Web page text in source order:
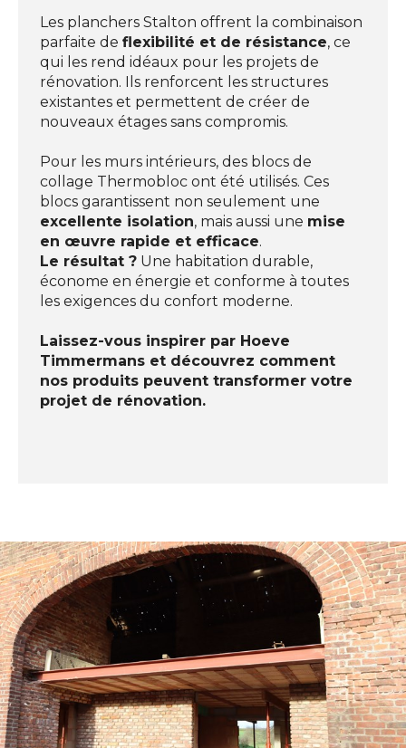
Les planchers Stalton offrent la combinaison
parfaite de flexibilité et de résistance, ce
qui les rend idéaux pour les projets de
rénovation. Ils renforcent les structures
existantes et permettent de créer de
nouveaux étages sans compromis.
Pour les murs intérieurs, des blocs de
collage Thermobloc ont été utilisés. Ces
blocs garantissent non seulement une
excellente isolation, mais aussi une mise
en œuvre rapide et efficace.
Le résultat ? Une habitation durable,
économe en énergie et conforme à toutes
les exigences du confort moderne.
Laissez-vous inspirer par Hoeve
Timmermans et découvrez comment
nos produits peuvent transformer votre
projet de rénovation.